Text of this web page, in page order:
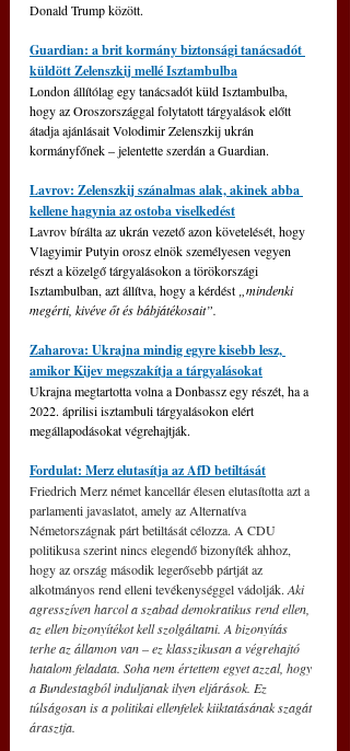
Donald Trump között.
Guardian: a brit kormány biztonsági tanácsadót
küldött Zelenszkij mellé Isztambulba
London állítólag egy tanácsadót küld Isztambulba,
hogy az Oroszországgal folytatott tárgyalások előtt
átadja ajánlásait Volodimir Zelenszkij ukrán
kormányfőnek – jelentette szerdán a Guardian.
Lavrov: Zelenszkij szánalmas alak, akinek abba
kellene hagynia az ostoba viselkedést
Lavrov bírálta az ukrán vezető azon követelését, hogy
Vlagyimir Putyin orosz elnök személyesen vegyen
részt a közelgő tárgyalásokon a törökországi
Isztambulban, azt állítva, hogy a kérdést
„mindenki
megérti, kivéve őt és bábjátékosait”.
Zaharova: Ukrajna mindig egyre kisebb lesz,
amikor Kijev megszakítja a tárgyalásokat
Ukrajna megtartotta volna a Donbassz egy részét, ha a
2022. áprilisi isztambuli tárgyalásokon elért
megállapodásokat végrehajtják.
Fordulat: Merz elutasítja az AfD betiltását
Friedrich Merz német kancellár élesen elutasította azt a
parlamenti javaslatot, amely az Alternatíva
Németországnak párt betiltását célozza. A CDU
politikusa szerint nincs elegendő bizonyíték ahhoz,
hogy az ország második legerősebb pártját az
alkotmányos rend elleni tevékenységgel vádolják. Aki
agresszíven harcol a szabad demokratikus rend ellen,
az ellen bizonyítékot kell szolgáltatni. A bizonyítás
terhe az államon van – ez klasszikusan a végrehajtó
hatalom feladata. Soha nem értettem egyet azzal, hogy
a Bundestagból induljanak ilyen eljárások. Ez
túlságosan is a politikai ellenfelek kiiktatásának szagát
árasztja.